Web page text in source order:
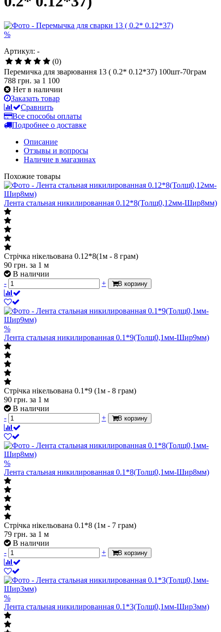
%
Артикул: -
(0)
Перемичка для зварювання 13 ( 0.2* 0.12*37) 100шт-70грам
788 грн. за 1 100
Нет в наличии
Заказать товар
Сравнить
Все способы оплаты
Подробнее о доставке
Описание
Отзывы и вопросы
Наличие в магазинах
Похожие товары
Лента стальная никилированная 0.12*8(Толщ0,12мм-Шир8мм)
Стрічка нікельована 0.12*8(1м - 8 грам)
90 грн. за 1 м
В наличии
-
+ В корзину
%
Лента стальная никилированная 0.1*9(Толщ0,1мм-Шир9мм)
Стрічка нікельована 0.1*9 (1м - 8 грам)
90 грн. за 1 м
В наличии
-
+ В корзину
%
Лента стальная никилированная 0.1*8(Толщ0,1мм-Шир8мм)
Стрічка нікельована 0.1*8 (1м - 7 грам)
79 грн. за 1 м
В наличии
-
+ В корзину
%
Лента стальная никилированная 0.1*3(Толщ0,1мм-Шир3мм)